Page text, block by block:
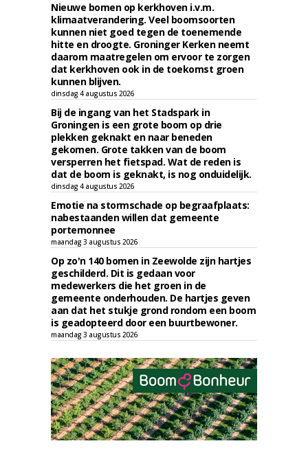
Nieuwe bomen op kerkhoven i.v.m.
klimaatverandering. Veel boomsoorten
kunnen niet goed tegen de toenemende
hitte en droogte. Groninger Kerken neemt
daarom maatregelen om ervoor te zorgen
dat kerkhoven ook in de toekomst groen
kunnen blijven.
dinsdag 4 augustus 2026
Bij de ingang van het Stadspark in
Groningen is een grote boom op drie
plekken geknakt en naar beneden
gekomen. Grote takken van de boom
versperren het fietspad. Wat de reden is
dat de boom is geknakt, is nog onduidelijk.
dinsdag 4 augustus 2026
Emotie na stormschade op begraafplaats:
nabestaanden willen dat gemeente
portemonnee
maandag 3 augustus 2026
Op zo'n 140 bomen in Zeewolde zijn hartjes
geschilderd. Dit is gedaan voor
medewerkers die het groen in de
gemeente onderhouden. De hartjes geven
aan dat het stukje grond rondom een boom
is geadopteerd door een buurtbewoner.
maandag 3 augustus 2026